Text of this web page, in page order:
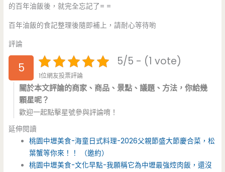
的百年油飯後，就完全忘記了= =
百年油飯的食記整理後隨即補上，請耐心等待喲
評論
5 5/5 - (1 vote)
1位網友投票評論
關於本文評論的商家、商品、景點、議題、方法，你給幾
顆星呢？
歡迎一起點擊星號參與評論唷！
延伸閱讀
桃園中壢美食-海童日式料理-2026父親節盛大節慶合菜，松
葉蟹等你來！！ （邀約）
桃園中壢美食-文化早點-我願稱它為中壢最強焢肉飯，還沒